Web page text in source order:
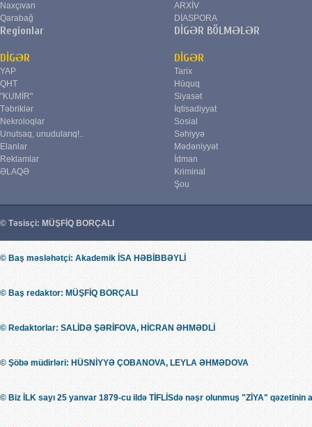
Naxçıvan
Qarabağ
Regionlar
ARXİV
DİASPORA
DİGƏR BÖLMƏLƏR
DİGƏR
YAP
QHT
"KUMİR"
Təbriklər
Nekroloqlar
Unutsaq, unudularıq!..
Elanlar
Reklamlar
ƏLAQƏ
DİGƏR
Tarix
Hüquq
Siyasət
İqtisadiyyat
Sosial
Səhiyyə
Mədəniyyət
İdman
Kriminal
Şou
© Təsisçi: MÜŞFİQ BORÇALI
© Baş məsləhətçi: Akademik İSA HƏBİBBƏYLİ
© Baş redaktor: MÜŞFİQ BORÇALI
© Redaktorlar: SALİDƏ ŞƏRİFOVA, HİCRAN ƏHMƏDLİ
© Şöbə müdirləri: HÜSNİYYƏ ÇOBANOVA, LEYLA ƏHMƏDOVA
© Biz İLK sayı 25 yanvar 1879-cu ildə TİFLİSdə nəşr olunmuş "ZİYA" qəzetinin